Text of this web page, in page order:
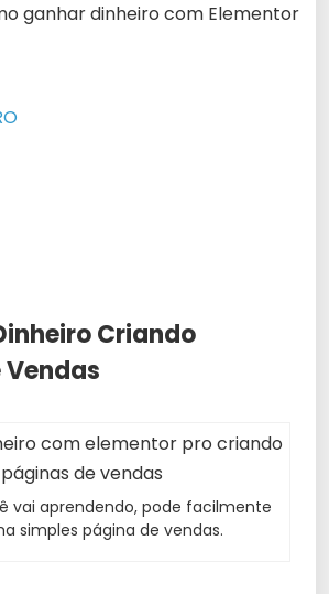
ganhar dinheiro com Elementor
Criando
Vendas
vai aprendendo, pode facilmente
simples página de vendas.